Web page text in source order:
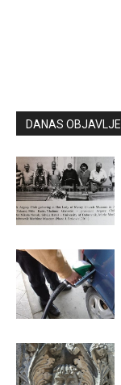
DANAS